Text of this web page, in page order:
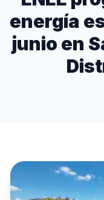
energía
junio en